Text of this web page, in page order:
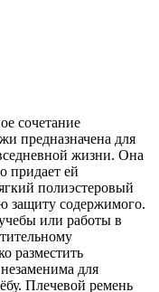
сочетание
предназначена для
жизни. Она
придает ей
полиэстеровый
защиту содержимого.
или работы в
разместить
для
Плечевой ремень